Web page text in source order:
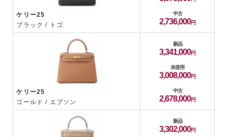
ケリー25
ブラック / トゴ
中古
2,736,000
ケリー25
ゴールド / エプソン
新品
3,341,000
未使用
3,008,000
中古
2,678,000
新品
3,302,000